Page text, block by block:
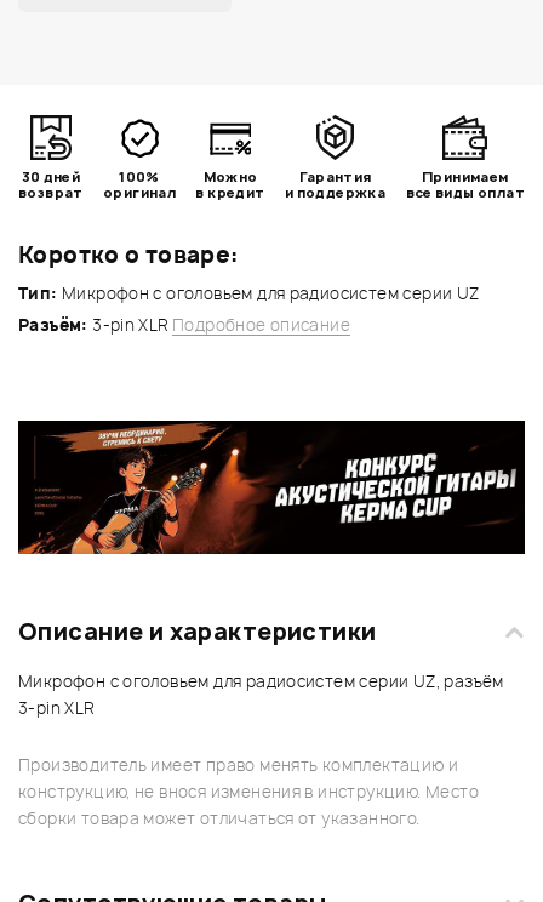
Коротко о товаре:
Тип: Микрофон с оголовьем для радиосистем серии UZ
Разъём: 3-pin XLR Подробное описание
30 дней
возврат
100%
оригинал
Можно
в кредит
Гарантия
и поддержка
Принимаем
все виды оплат
Описание и характеристики
Микрофон с оголовьем для радиосистем серии UZ, разъём
3-pin XLR
Производитель имеет право менять комплектацию и
конструкцию, не внося изменения в инструкцию. Место
сборки товара может отличаться от указанного.